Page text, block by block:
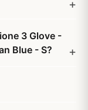
3 Glove -
Blue - S?